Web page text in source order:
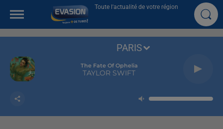
Toute l'actualité de votre région
The Fate Of Ophelia
TAYLOR SWIFT
PARIS